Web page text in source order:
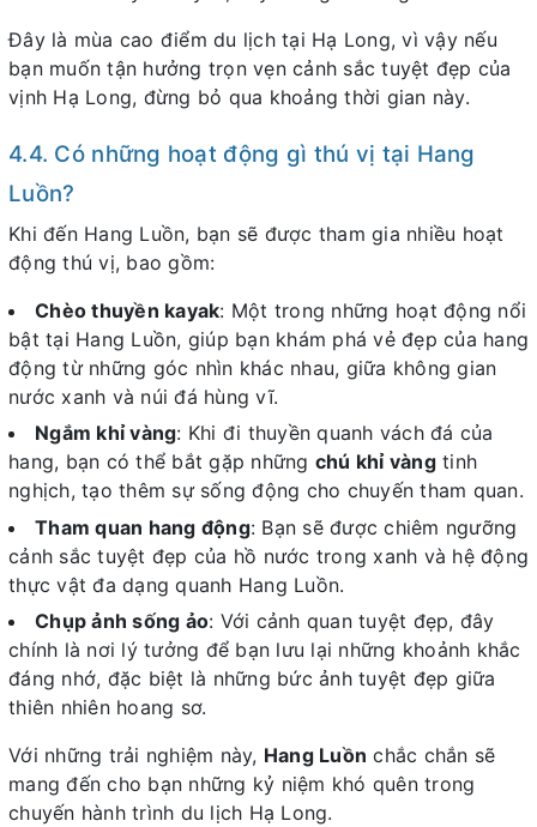
Đây là mùa cao điểm du lịch tại Hạ Long, vì vậy nếu
bạn muốn tận hưởng trọn vẹn cảnh sắc tuyệt đẹp của
vịnh Hạ Long, đừng bỏ qua khoảng thời gian này.
4.4. Có những hoạt động gì thú vị tại Hang
Luồn?
Khi đến Hang Luồn, bạn sẽ được tham gia nhiều hoạt
động thú vị, bao gồm:
Chèo thuyền kayak: Một trong những hoạt động nổi
bật tại Hang Luồn, giúp bạn khám phá vẻ đẹp của hang
động từ những góc nhìn khác nhau, giữa không gian
nước xanh và núi đá hùng vĩ.
Ngắm khỉ vàng: Khi đi thuyền quanh vách đá của
hang, bạn có thể bắt gặp những chú khỉ vàngtinh
nghịch, tạo thêm sự sống động cho chuyến tham quan.
Tham quan hang động: Bạn sẽ được chiêm ngưỡng
cảnh sắc tuyệt đẹp của hồ nước trong xanh và hệ động
thực vật đa dạng quanh Hang Luồn.
Chụp ảnh sống ảo: Với cảnh quan tuyệt đẹp, đây
chính là nơi lý tưởng để bạn lưu lại những khoảnh khắc
đáng nhớ, đặc biệt là những bức ảnh tuyệt đẹp giữa
thiên nhiên hoang sơ.
Với những trải nghiệm này, Hang Luồn chắc chắn sẽ
mang đến cho bạn những kỷ niệm khó quên trong
chuyến hành trình du lịch Hạ Long.